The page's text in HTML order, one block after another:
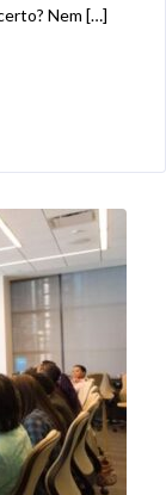
Nem […]